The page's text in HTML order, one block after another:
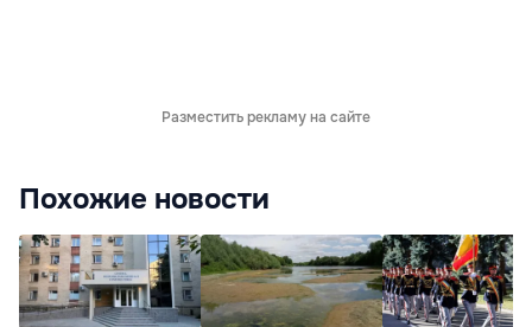
Разместить рекламу на сайте
Похожие новости